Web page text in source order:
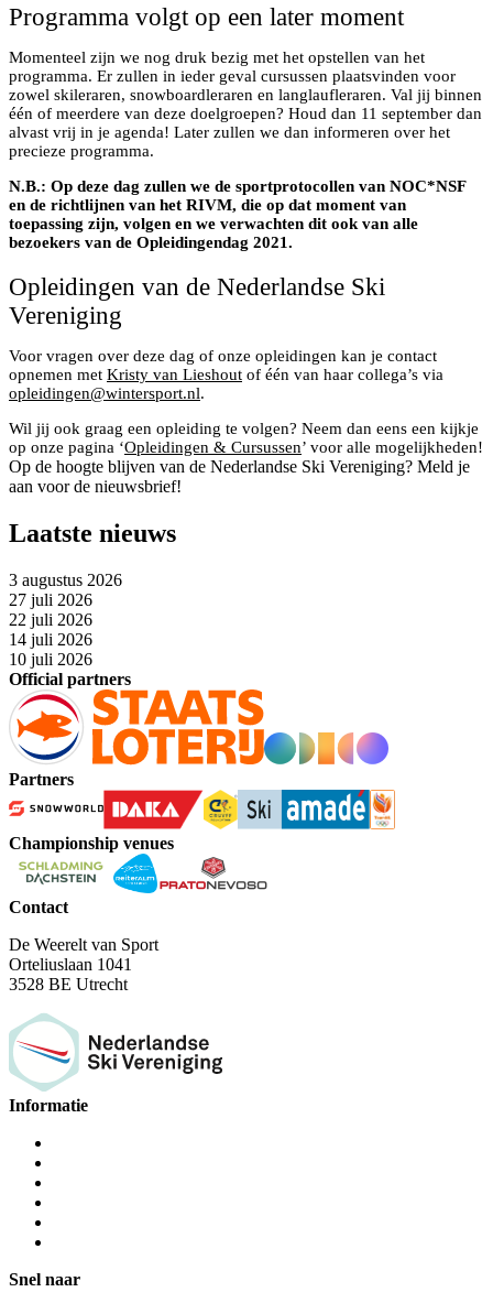
Programma volgt op een later moment
Momenteel zijn we nog druk bezig met het opstellen van het
programma. Er zullen in ieder geval cursussen plaatsvinden voor
zowel skileraren, snowboardleraren en langlaufleraren. Val jij binnen
één of meerdere van deze doelgroepen? Houd dan 11 september dan
alvast vrij in je agenda! Later zullen we dan informeren over het
precieze programma.
N.B.: Op deze dag zullen we de sportprotocollen van NOC*NSF
en de richtlijnen van het RIVM, die op dat moment van
toepassing zijn, volgen en we verwachten dit ook van alle
bezoekers van de Opleidingendag 2021.
Opleidingen van de Nederlandse Ski
Vereniging
Voor vragen over deze dag of onze opleidingen kan je contact
opnemen met Kristy van Lieshout of één van haar collega’s via
opleidingen@wintersport.nl.
Wil jij ook graag een opleiding te volgen? Neem dan eens een kijkje
op onze pagina ‘Opleidingen & Cursussen’ voor alle mogelijkheden!
Op de hoogte blijven van de Nederlandse Ski Vereniging? Meld je
aan voor de nieuwsbrief!
Laatste nieuws
3 augustus 2026
27 juli 2026
22 juli 2026
14 juli 2026
10 juli 2026
Official partners
Partners
Championship venues
Contact
De Weerelt van Sport
Orteliuslaan 1041
3528 BE Utrecht
Informatie
Snel naar